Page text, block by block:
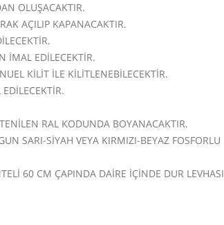
OLUŞACAKTIR.
AÇILIP KAPANACAKTIR.
İMAL EDİLECEKTİR.
KİLİT İLE KİLİTLENEBİLECEKTİR.
RAL KODUNDA BOYANACAKTIR.
SARI-SİYAH VEYA KIRMIZI-BEYAZ FOSFORLU
60 CM ÇAPINDA DAİRE İÇİNDE DUR LEVHASI